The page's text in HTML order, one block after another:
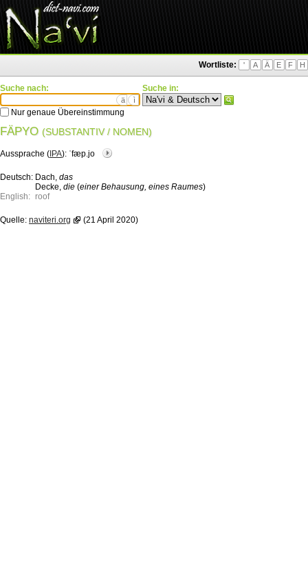
Wortliste: ' A Ä E F H
Suche nach:
ä ì
Nur genaue Übereinstimmung
Suche in:
FÄPYO (SUBSTANTIV / NOMEN)
Aussprache ( IPA): ˈfæp.jo
Deutsch: Dach, das
Decke, die (einer Behausung, eines Raumes)
English: roof
Quelle: naviteri.org (21 April 2020)